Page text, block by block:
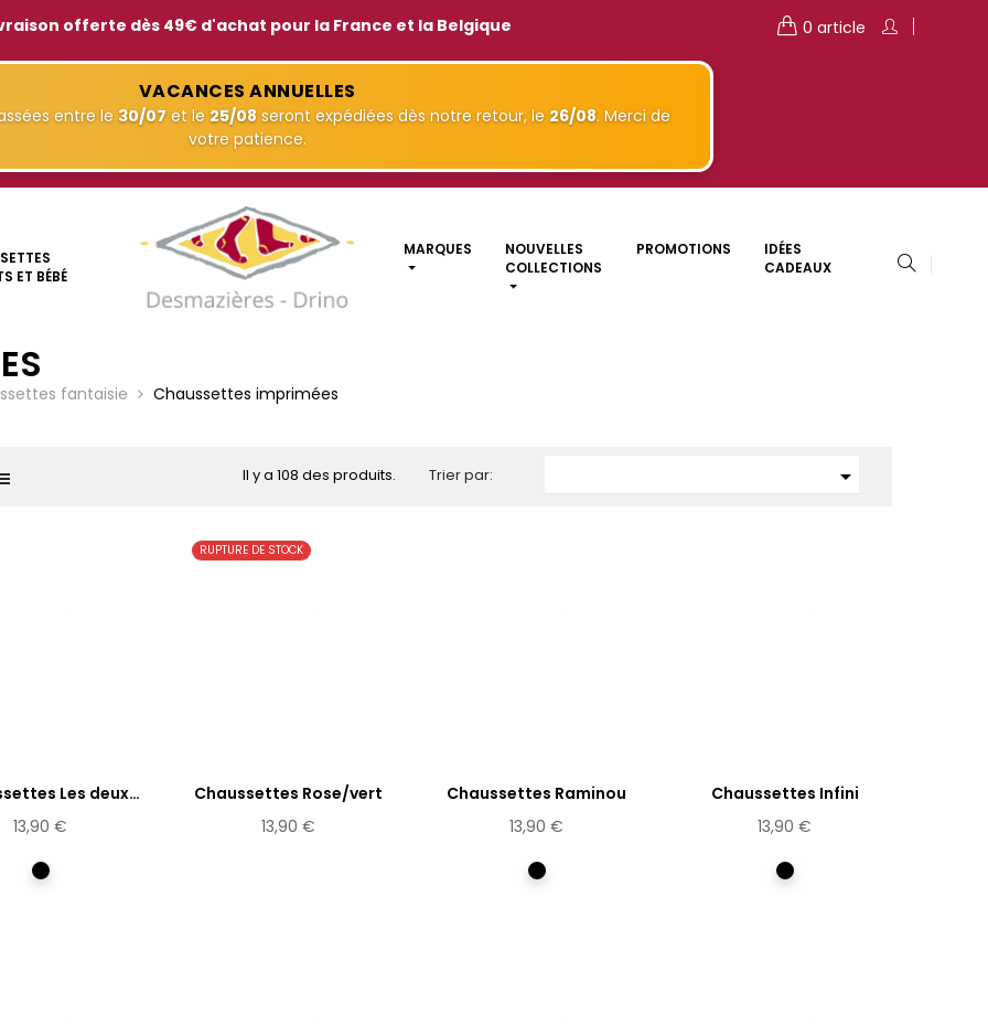
offerte dès 49€ d'achat pour la France et la Belgique
VACANCES ANNUELLES
entre le 30/07 et le 25/08 seront expédiées dès notre retour, le 26/08. Merci de
votre patience.
0 article
ET BÉBÉ
MARQUES
NOUVELLES
COLLECTIONS
PROMOTIONS
IDÉES
CADEAUX
fantaisie Chaussettes imprimées
Il y a 108 des produits. Trier par: 
Les deux
sœurs
13,90 €
Multicolore
RUPTURE DE STOCK
Chaussettes Rose/vert
13,90 €
Chaussettes Raminou
13,90 €
Multicolore
Chaussettes Infini
13,90 €
Multicolore